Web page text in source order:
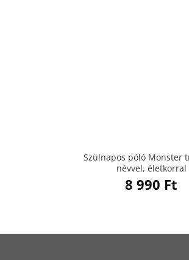
Szülnapos póló Monster
névvel, életkorral
8 990 Ft